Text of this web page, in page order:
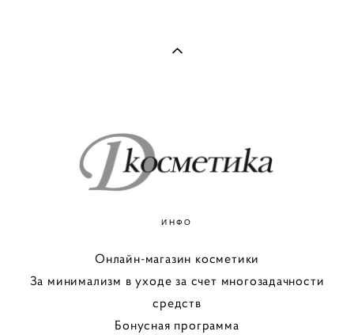
ИНФО
Онлайн-магазин косметики
За минимализм в уходе за счет многозадачности
средств
Бонусная программа